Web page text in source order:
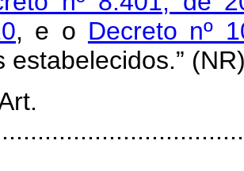
, e o Decreto nº
estabelecidos.”